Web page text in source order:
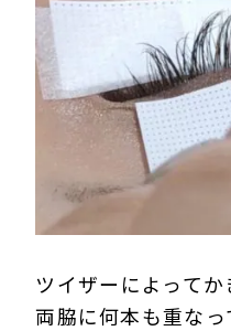
ツイザーによってか
両脇に何本も重なっ